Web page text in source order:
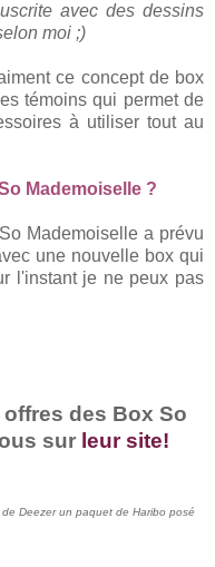
avec des dessins
moi ;)
ce concept de box
témoins qui permet de
à utiliser tout au
Mademoiselle ?
Mademoiselle a prévu
une nouvelle box qui
l'instant je ne peux pas
des Box So
sur leur site!
de Deezer un paquet de Haribo posé